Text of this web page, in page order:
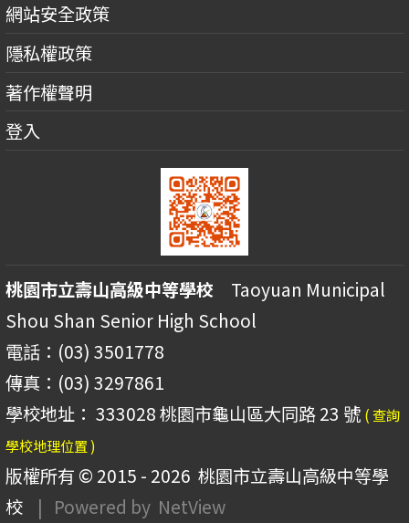
網站安全政策
隱私權政策
著作權聲明
登入
桃園市立壽山高級中等學校 Taoyuan Municipal
Shou Shan Senior High School
電話：(03) 3501778
傳真：(03) 3297861
學校地址： 333028 桃園市龜山區大同路 23 號 ( 查詢
學校地理位置 )
版權所有 © 2015 - 2026 桃園市立壽山高級中等學
校
| Powered by NetView